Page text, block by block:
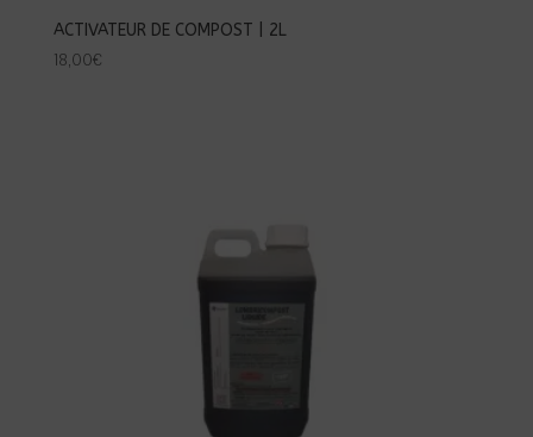
ACTIVATEUR DE COMPOST | 2L
18,00€